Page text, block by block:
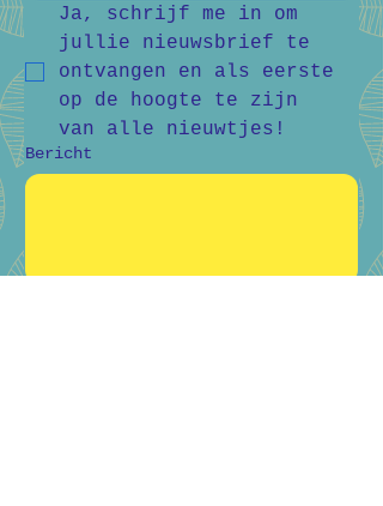
Ja, schrijf me in om
jullie nieuwsbrief te
ontvangen en als eerste
op de hoogte te zijn
van alle nieuwtjes!
Bericht